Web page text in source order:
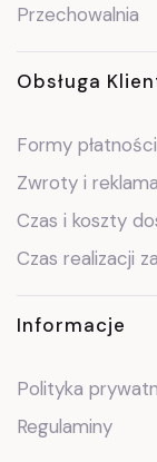
Przechowalnia
Obsługa
Formy płatności
Zwroty i
Czas i koszty
Czas realizacji
Informacje
Polityka
Regulaminy